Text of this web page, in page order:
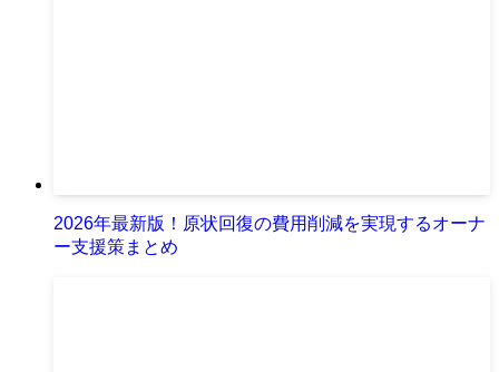
2026年最新版！原状回復の費用削減を実現するオーナ
ー支援策まとめ